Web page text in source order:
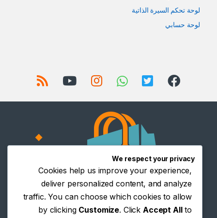
لوحة تحكم السيرة الذاتية
لوحة حسابي
We respect your privacy
Cookies help us improve your experience,
deliver personalized content, and analyze
traffic. You can choose which cookies to allow
by clicking Customize. Click Accept Allto